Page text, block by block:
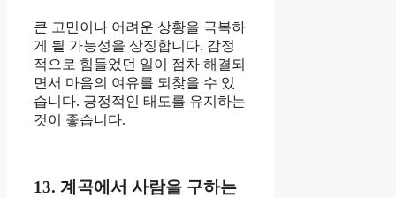
큰 고민이나 어려운 상황을 극복하
게 될 가능성을 상징합니다. 감정
적으로 힘들었던 일이 점차 해결되
면서 마음의 여유를 되찾을 수 있
습니다. 긍정적인 태도를 유지하는
것이 좋습니다.
13. 계곡에서 사람을 구하는